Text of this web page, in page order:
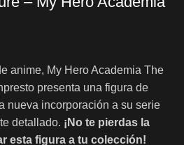
anime, My Hero Academia The
presenta una figura de
nueva incorporación a su serie
detallado. ¡No te pierdas la
esta figura a tu colección!